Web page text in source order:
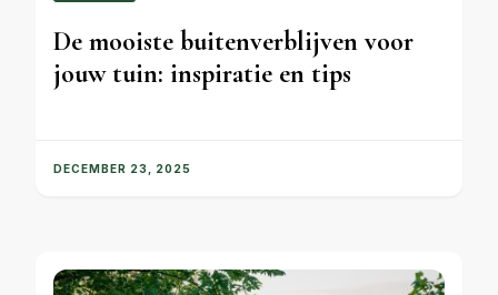
De mooiste buitenverblijven voor
jouw tuin: inspiratie en tips
DECEMBER 23, 2025